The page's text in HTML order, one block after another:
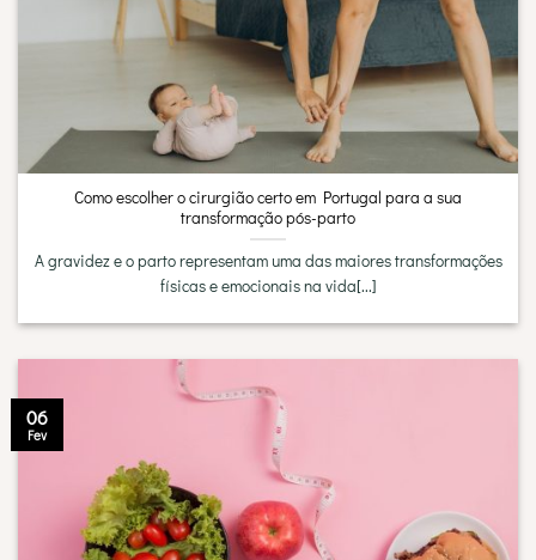
Como escolher o cirurgião certo em Portugal para a sua
transformação pós-parto
A gravidez e o parto representam uma das maiores transformações
físicas e emocionais na vida[...]
06
Fev